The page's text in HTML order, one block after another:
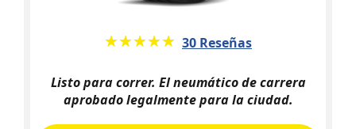
★★★★★
☆☆☆☆☆ 30 Reseñas
Listo para correr. El neumático de carrera
aprobado legalmente para la ciudad.